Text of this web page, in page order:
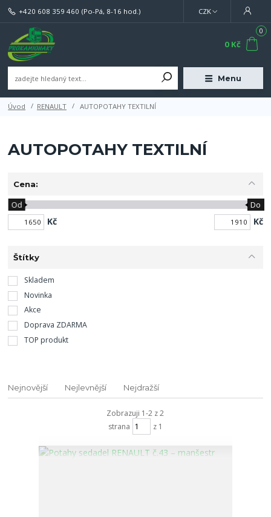
Menu
CZK
+420 608 359 460 (Po-Pá, 8-16 hod.)
0
0 Kč
Úvod RENAULT AUTOPOTAHY TEXTILNÍ
AUTOPOTAHY TEXTILNÍ
Cena:
Kč
Od Do
Kč
Štítky
Skladem
Novinka
Akce
Doprava ZDARMA
TOP produkt
Nejnovější Nejlevnější Nejdražší
Zobrazuji 1-2 z 2
strana
z 1